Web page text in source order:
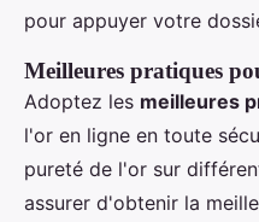
pour appuyer votre
Meilleures pratiques
Adoptez les meilleures
l'or en ligne en toute
pureté de l'or sur
assurer d'obtenir la